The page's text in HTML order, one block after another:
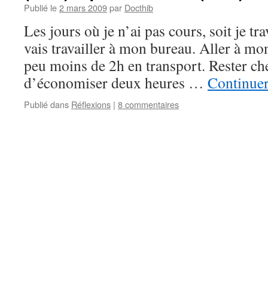
Publié le2 mars 2009par Docthib
Les jours où je n’ai pas cours, soit je
vais travailler à mon bureau. Aller à
peu moins de 2h en transport. Rester
d’économiser deux heures …
Publié dans Réflexions | 8 commentaires